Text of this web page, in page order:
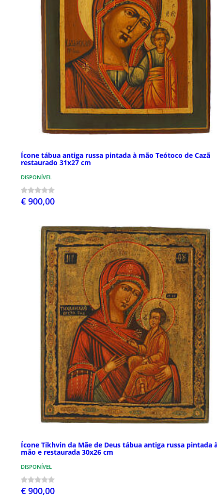
Ícone tábua antiga russa pintada à mão Teótoco de Cazã
restaurado 31x27 cm
DISPONÍVEL
€ 900,00
Ícone Tikhvin da Mãe de Deus tábua antiga russa pintada
mão e restaurada 30x26 cm
DISPONÍVEL
€ 900,00